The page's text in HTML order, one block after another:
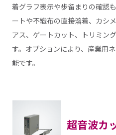
着グラフ表示や歩留まりの確認
ートや不織布の直接溶着、カシ
アス、ゲートカット、トリミン
す。オプションにより、産業用
能です。
超音波カ